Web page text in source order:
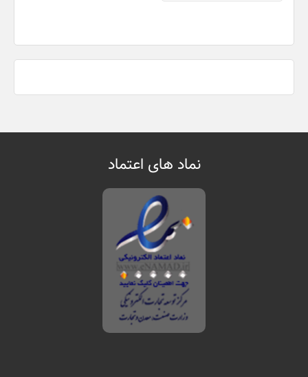
نماد های اعتماد